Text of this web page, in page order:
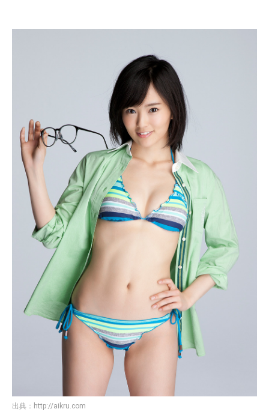
出典： http://aikru.com